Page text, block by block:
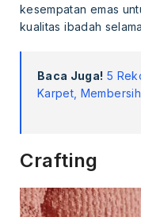
kesempatan emas
kualitas ibadah
Baca Juga! 5
Karpet,
Crafting